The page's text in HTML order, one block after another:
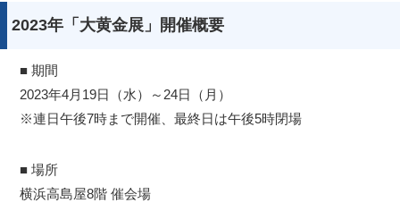
2023年「大黄金展」開催概要
■ 期間
2023年4月19日（水）～24日（月）
※連日午後7時まで開催、最終日は午後5時閉場
■ 場所
横浜高島屋8階 催会場